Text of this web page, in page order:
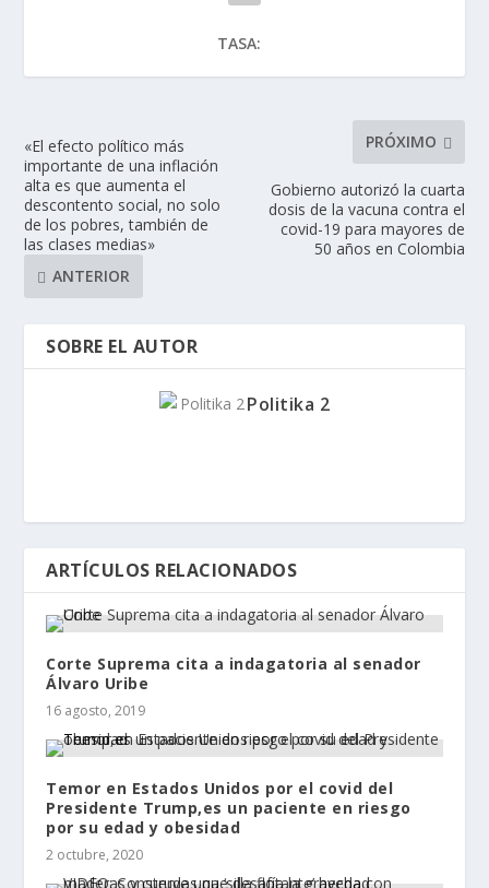
TASA:
«El efecto político más
importante de una inflación
alta es que aumenta el
descontento social, no solo
de los pobres, también de
las clases medias»
ANTERIOR
PRÓXIMO
Gobierno autorizó la cuarta
dosis de la vacuna contra el
covid-19 para mayores de
50 años en Colombia
SOBRE EL AUTOR
Politika 2
ARTÍCULOS RELACIONADOS
Corte Suprema cita a indagatoria al senador
Álvaro Uribe
16 agosto, 2019
Temor en Estados Unidos por el covid del
Presidente Trump,es un paciente en riesgo
por su edad y obesidad
2 octubre, 2020